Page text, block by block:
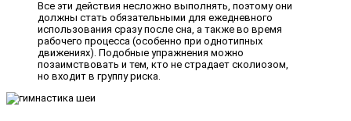
Все эти действия несложно выполнять, поэтому они
должны стать обязательными для ежедневного
использования сразу после сна, а также во время
рабочего процесса (особенно при однотипных
движениях). Подобные упражнения можно
позаимствовать и тем, кто не страдает сколиозом,
но входит в группу риска.